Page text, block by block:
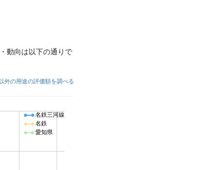
動向は以下の通りで
外の用途の評価額を調べる
名鉄三河線
名鉄
愛知県